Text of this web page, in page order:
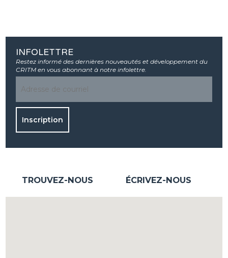
INFOLETTRE
Restez informé des dernières nouveautés et développement du
CRITM en vous abonnant à notre infolettre.
TROUVEZ-NOUS ÉCRIVEZ-NOUS